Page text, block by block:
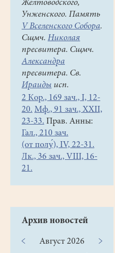
Желтоводского,
Унженского. Память
V Вселенского Собора.
Сщмч. Николая
пресвитера. Сщмч.
Александра
пресвитера. Св.
Ираиды исп.
2 Кор., 169 зач., I, 12-
20. Мф., 91 зач., XXII,
23-33. Прав. Анны:
Гал., 210 зач.
(от полу́), IV, 22-31.
Лк., 36 зач., VIII, 16-
21.
Архив новостей
Август 2026